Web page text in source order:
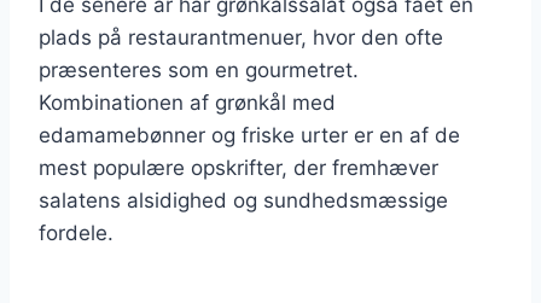
plads på restaurantmenuer, hvor den ofte
præsenteres som en gourmetret.
Kombinationen af grønkål med
edamamebønner og friske urter er en af de
mest populære opskrifter, der fremhæver
salatens alsidighed og sundhedsmæssige
fordele.